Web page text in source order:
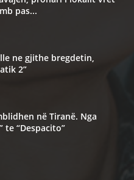
pas...
ne gjithe bregdetin,
2”
në Tiranë. Nga
te “Despacito”